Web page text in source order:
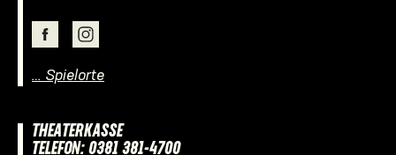
… Spielorte
THEATERKASSE
TELEFON: 0381 381-4700